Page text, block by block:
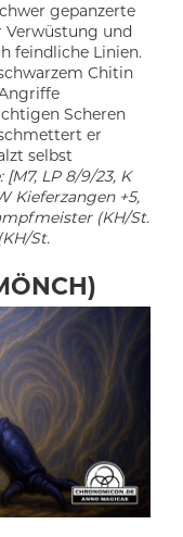
gepanzerte
und
feindliche Linien.
Chitin
Scheren
er
selbst
[M7, LP 8/9/23, K
Kieferzangen +5,
(KH/St.
St.